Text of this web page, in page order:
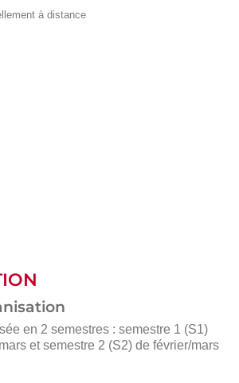
à distance
en 2 semestres : semestre 1 (S1)
et semestre 2 (S2) de février/mars